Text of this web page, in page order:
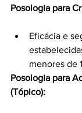
Posologia para
Eficácia e
menores de
Posologia para
(Tópico):